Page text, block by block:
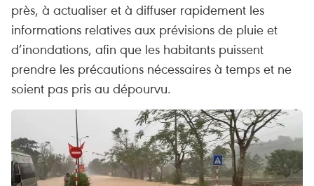
près, à actualiser et à diffuser rapidement les
informations relatives aux prévisions de pluie et
d’inondations, afin que les habitants puissent
prendre les précautions nécessaires à temps et ne
soient pas pris au dépourvu.